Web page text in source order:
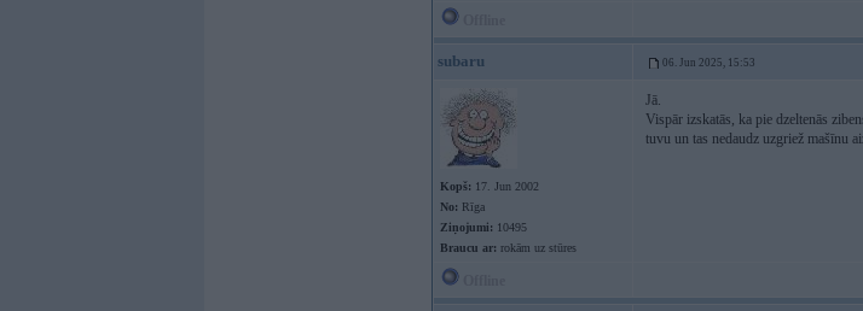
subaru 06. Jun 2025, 15:53
Kopš: 17. Jun 2002
No: Rīga
Ziņojumi: 10495
Braucu ar: rokām uz stūres
Jā.
Vispār izskatās, ka pie dzeltenās
tuvu un tas nedaudz uzgriež mašīnu